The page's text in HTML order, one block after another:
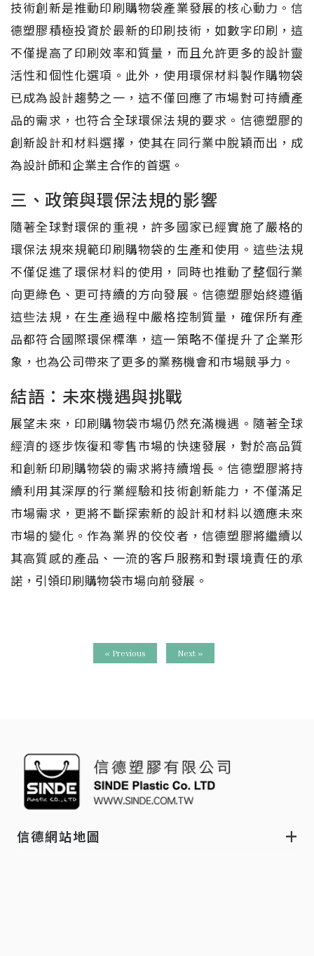
技術創新是推動印刷購物袋產業發展的核心動力。信
德塑膠積極投資於最新的印刷技術，如數字印刷，這
不僅提高了印刷效率和質量，而且允許更多的設計靈
活性和個性化選項。此外，使用環保材料製作購物袋
已成為設計趨勢之一，這不僅回應了市場對可持續產
品的需求，也符合全球環保法規的要求。信德塑膠的
創新設計和材料選擇，使其在同行業中脫穎而出，成
為設計師和企業主合作的首選。
三、政策與環保法規的影響
隨著全球對環保的重視，許多國家已經實施了嚴格的
環保法規來規範印刷購物袋的生產和使用。這些法規
不僅促進了環保材料的使用，同時也推動了整個行業
向更綠色、更可持續的方向發展。信德塑膠始終遵循
這些法規，在生產過程中嚴格控制質量，確保所有產
品都符合國際環保標準，這一策略不僅提升了企業形
象，也為公司帶來了更多的業務機會和市場競爭力。
結語：未來機遇與挑戰
展望未來，印刷購物袋市場仍然充滿機遇。隨著全球
經濟的逐步恢復和零售市場的快速發展，對於高品質
和創新印刷購物袋的需求將持續增長。信德塑膠將持
續利用其深厚的行業經驗和技術創新能力，不僅滿足
市場需求，更將不斷探索新的設計和材料以適應未來
市場的變化。作為業界的佼佼者，信德塑膠將繼續以
其高質感的產品、一流的客戶服務和對環境責任的承
諾，引領印刷購物袋市場向前發展。
« Previous Next »
信德網站地圖